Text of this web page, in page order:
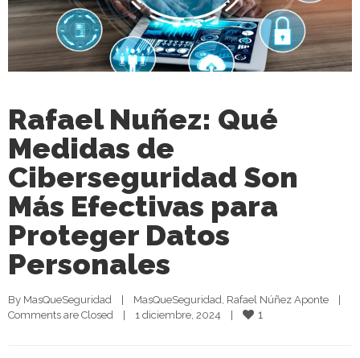
Rafael Nuñez: Qué
Medidas de
Ciberseguridad Son
Más Efectivas para
Proteger Datos
Personales
By MasQueSeguridad | MasQueSeguridad Rafael Núñez Aponte
|
Comments are Closed
| 1 diciembre, 2024 | 1